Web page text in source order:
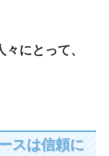
にとって、
スは信頼に